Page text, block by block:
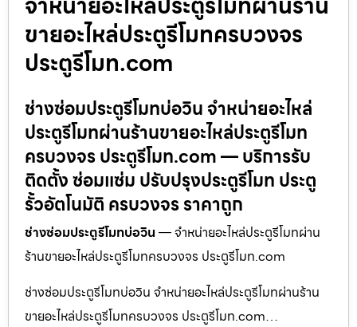
ขายอะไหล่ประตูรีโมทครบวงจร
ประตูรีโมท.com
ช่างซ่อมประตูรีโมทบ่อวิน จำหน่ายอะไหล่
ประตูรีโมทผ่านร้านขายอะไหล่ประตูรีโมท
ครบวงจร ประตูรีโมท.com — บริการรับ
ติดตั้ง ซ่อมแซ่ม ปรับปรุงประตูรีโมท ประตู
รั้วอัตโนมัติ ครบวงจร ราคาถูก
ช่างซ่อมประตูรีโมทบ่อวิน — จำหน่ายอะไหล่ประตูรีโมทผ่าน
ร้านขายอะไหล่ประตูรีโมทครบวงจร ประตูรีโมท.com
ช่างซ่อมประตูรีโมทบ่อวิน จำหน่ายอะไหล่ประตูรีโมทผ่านร้าน
ขายอะไหล่ประตูรีโมทครบวงจร ประตูรีโมท.com…